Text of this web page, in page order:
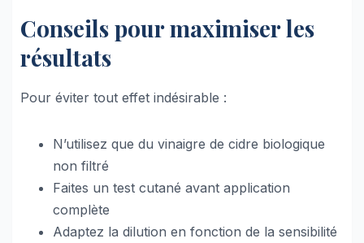
Conseils pour maximiser les
résultats
Pour éviter tout effet indésirable :
N’utilisez que du vinaigre de cidre biologique
non filtré
Faites un test cutané avant application
complète
Adaptez la dilution en fonction de la sensibilité